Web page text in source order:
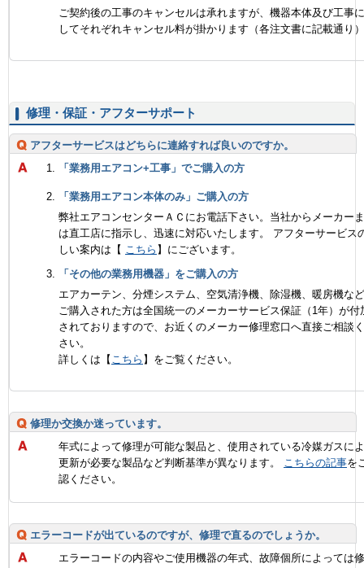
ご契約後の工事のキャンセルは承れますが、機器本体及び工事
してそれぞれキャンセル料が掛かります（各注文書に記載通り
修理・保証・アフターサポート
アフターサービスはどちらに連絡すれば良いのですか。
「業務用エアコン+工事」でご購入の方
「業務用エアコン本体のみ」ご購入の方
弊社エアコンセンターＡＣにお電話下さい。当社からメーカー
は直工店に指示し、迅速に対応いたします。 アフターサービス
しい案内は【 こちら 】にございます。
「その他の業務用機器」をご購入の方
エアカーテン、分煙システム、空気清浄機、除湿機、暖房機な
ご購入された方は全国統一のメーカーサービス保証（1年）が付
されておりますので、お近くのメーカー修理窓口へ直接ご相談
さい。
詳しくは【 こちら 】をご覧ください。
修理か交換か迷っています。
年式によって修理が可能な製品と、使用されている冷媒ガスに
更新が必要な製品など判断基準が異なります。 こちらの記事を
認ください。
エラーコードが出ているのですが、修理で直るのでしょうか。
エラーコードの内容やご使用機器の年式、故障個所によっては